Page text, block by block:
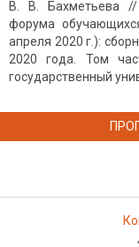
В. В. Бахметьева //
форума
апреля 2020 г.):
2020 года. Том
государственный